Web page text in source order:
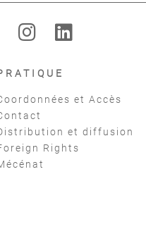
et Accès
et diffusion
Rights